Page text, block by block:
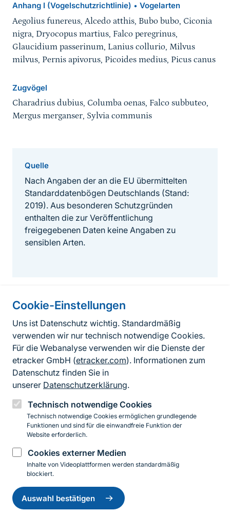
Cookie-Einstellungen
Uns ist Datenschutz wichtig. Standardmäßig
verwenden wir nur technisch notwendige Cookies.
Für die Webanalyse verwenden wir die Dienste der
etracker GmbH (etracker.com). Informationen zum
Datenschutz finden Sie in
unserer Datenschutzerklärung.
Technisch notwendige Cookies
Technisch notwendige Cookies ermöglichen grundlegende
Funktionen und sind für die einwandfreie Funktion der
Website erforderlich.
Cookies externer Medien
Inhalte von Videoplattformen werden standardmäßig
blockiert.
Auswahl bestätigen
Einwilligung
zurückziehen
Anhang I (Vogelschutzrichtlinie) • Vogelarten
Aegolius funereus, Alcedo atthis, Bubo bubo, Ciconia
nigra, Dryocopus martius, Falco peregrinus,
Glaucidium passerinum, Lanius collurio, Milvus
milvus, Pernis apivorus, Picoides medius, Picus canus
Zugvögel
Charadrius dubius, Columba oenas, Falco subbuteo,
Mergus merganser, Sylvia communis
Quelle
Nach Angaben der an die EU übermittelten
Standarddatenbögen Deutschlands (Stand:
2019). Aus besonderen Schutzgründen
enthalten die zur Veröffentlichung
freigegebenen Daten keine Angaben zu
sensiblen Arten.
Informationen zur Seite
FußzeileKontakt zum BfN
Kontaktformular
Erklärung zur Barrierefreiheit
Impressum
Datenschutz
InstagramFacebookYouTubeLinkedIn
© 2026 Bundesamt für Naturschutz